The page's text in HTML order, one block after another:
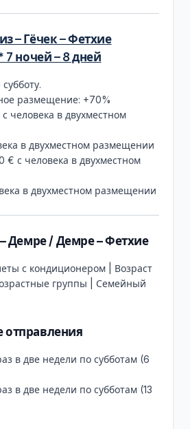
– Гёчек – Фетхие
ночей – 8 дней
размещение: +70%
человека в двухместном
в двухместном размещении
€ с человека в двухместном
в двухместном размещении
Демре / Демре – Фетхие
с кондиционером | Возраст
группы | Семейный
отправления
в две недели по субботам (6
в две недели по субботам (13